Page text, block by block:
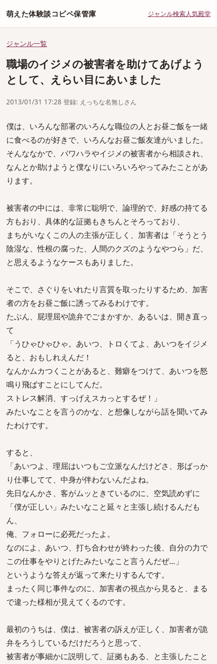
萌えた体験談コピペ保管庫 ジャンル検索人気殿堂
ジャンル一覧
職場のイジメの被害者を助けてあげよう
として、えらい目にあいました
2013/01/31 17:28 登録: えっちな名無しさん
僕は、いろんな部署のいろんな職位の人とお昼ご飯を一緒
に食べるのが好きで、いろんなお昼ご飯友達がいました。
そんななかで、パワハラやイジメの被害者から相談され、
なんとか助けようと僕なりにいろいろやってみたことがあ
ります。
被害者の中には、非常に聡明で、論理的で、好感の持てる
方もおり、具体的な証拠もきちんとそろっており、
まちがいなくこの人の主張が正しく、加害者は「そうとう
陰湿な、性根の腐った、人間のクズのようなやつら」だ、
と思えるようなケースもありました。
そこで、さぐりをいれたり言質を取ったりするため、加害
者の方をお昼ご飯に誘ってみるわけです。
たぶん、屁理屈や詭弁でごまかすか、あるいは、開き直っ
て
「うひゃひゃひゃ。あいつ、トロくてよ、あいつをイジメ
ると、おもしれえんだ！
なんかムカつくことがあると、難癖をつけて、あいつを怒
鳴り飛ばすことにしてんだ。
ストレス解消、すっげえスカっとするぜ！」
みたいなことを言うのかな、と想像しながら話を聞いてみ
たわけです。
すると、
「あいつよ、理屈はいつもご立派なんだけどさ、形ばっか
り仕事してて、中身が伴わないんだよね。
先日なんかさ、客がムッときているのに、空気読めずに
「僕が正しい」みたいなこと延々と主張し続けるんだも
ん、
俺、フォローに必死だったよ。
なのによ、あいつ、打ち合わせが終わった後、自分の力で
この仕事をやりとげたみたいなこと言うんだぜ…」
というような答えが返って来たりするんです。
まったく同じ事件なのに、加害者の視点から見ると、まる
で違った様相が見えてくるのです。
最初のうちは、僕は、被害者の訴えが正しく、加害者が詭
弁をろうしているだけだろうと思って、
被害者が事細かに説明して、証拠もある、と主張したこと